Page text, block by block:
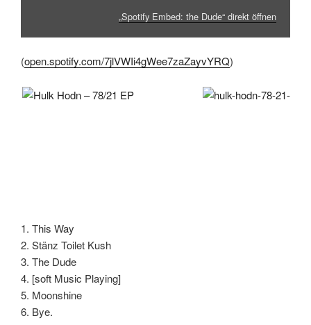
„Spotify Embed: the Dude“ direkt öffnen
(open.spotify.com/7jlVWIi4gWee7zaZayvYRQ)
1. This Way
2. Stänz Toilet Kush
3. The Dude
4. [soft Music Playing]
5. Moonshine
6. Bye.